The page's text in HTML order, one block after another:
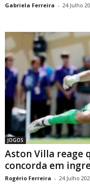
Gabriela Ferreira - 24 Julho
JOGOS
Aston Villa reage
concorda em
Rogério Ferreira - 24 Julho